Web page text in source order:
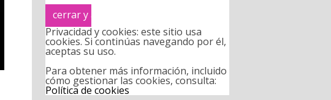
Privacidad y cookies: este sitio usa
cookies. Si continúas navegando por él,
aceptas su uso.
Para obtener más información, incluido
cómo gestionar las cookies, consulta:
Política de cookies